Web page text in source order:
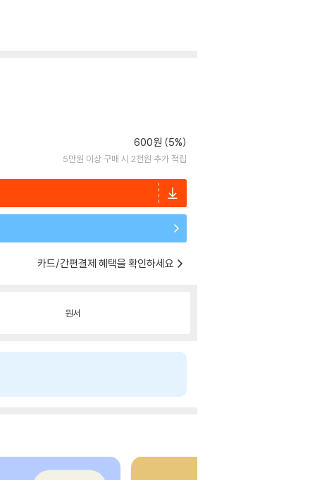
600원 (5%)
5만원 이상 구매 시 2천원 추가 적립
카드/간편결제 혜택을 확인하세요
원서